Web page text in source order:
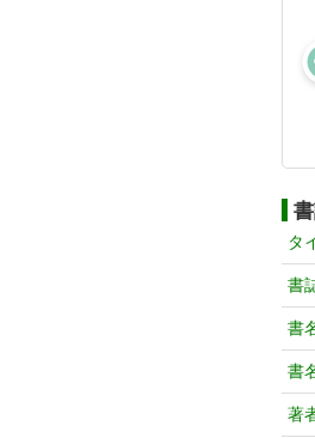
タ
書
書
書
著